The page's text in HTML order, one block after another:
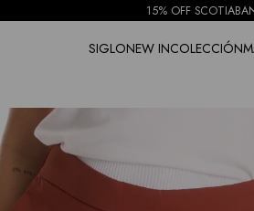
15% OFF
SIGLONEW INCOLECCIÓN